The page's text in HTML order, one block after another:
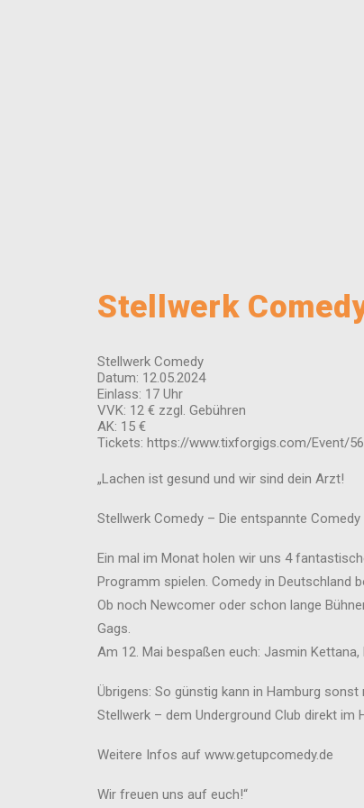
Stellwerk
Stellwerk Comedy
Datum: 12.05.2024
Einlass: 17 Uhr
VVK: 12 € zzgl. Gebühren
AK: 15 €
Tickets: https://www.tixforgigs.com/Event/
„Lachen ist gesund und wir sind dein Arzt!
Stellwerk Comedy – Die entspannte
Ein mal im Monat holen wir uns 4
Programm spielen. Comedy in Deutschland
Ob noch Newcomer oder schon lange
Gags.
Am 12. Mai bespaßen euch: Jasmin
Übrigens: So günstig kann in Hamburg
Stellwerk – dem Underground Club direkt im
Weitere Infos auf www.getupcomedy.de
Wir freuen uns auf euch!“